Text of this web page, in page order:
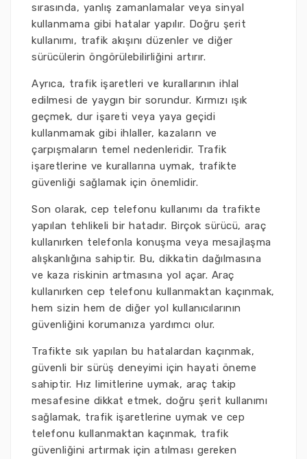
sırasında, yanlış zamanlamalar veya sinyal
kullanmama gibi hatalar yapılır. Doğru şerit
kullanımı, trafik akışını düzenler ve diğer
sürücülerin öngörülebilirliğini artırır.
Ayrıca, trafik işaretleri ve kurallarının ihlal
edilmesi de yaygın bir sorundur. Kırmızı ışık
geçmek, dur işareti veya yaya geçidi
kullanmamak gibi ihlaller, kazaların ve
çarpışmaların temel nedenleridir. Trafik
işaretlerine ve kurallarına uymak, trafikte
güvenliği sağlamak için önemlidir.
Son olarak, cep telefonu kullanımı da trafikte
yapılan tehlikeli bir hatadır. Birçok sürücü, araç
kullanırken telefonla konuşma veya mesajlaşma
alışkanlığına sahiptir. Bu, dikkatin dağılmasına
ve kaza riskinin artmasına yol açar. Araç
kullanırken cep telefonu kullanmaktan kaçınmak,
hem sizin hem de diğer yol kullanıcılarının
güvenliğini korumanıza yardımcı olur.
Trafikte sık yapılan bu hatalardan kaçınmak,
güvenli bir sürüş deneyimi için hayati öneme
sahiptir. Hız limitlerine uymak, araç takip
mesafesine dikkat etmek, doğru şerit kullanımı
sağlamak, trafik işaretlerine uymak ve cep
telefonu kullanmaktan kaçınmak, trafik
güvenliğini artırmak için atılması gereken